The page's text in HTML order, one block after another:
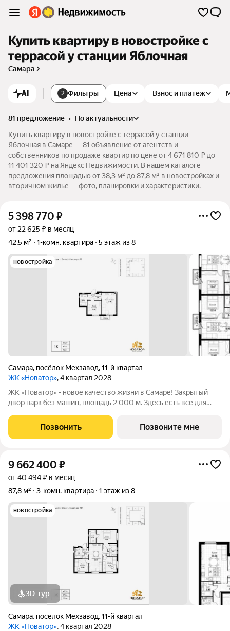
Купить квартиру в новостройке с
террасой у станции Яблочная
Самара
AI 2 Фильтры Цена Взнос и платёж
81 предложение •
по актуальности
Купить квартиру в новостройке с террасой у станции
Яблочная в Самаре — 81 объявление от агентств и
собственников по продаже квартир по цене от 4 671 810 ₽ до
11 401 320 ₽ на Яндекс Недвижимости. В нашем каталоге
предложения площадью от 38,3 м² до 87,8 м² в новостройках и
вторичном жилье — фото, планировки и характеристики.
5 398 770 ₽
от 22 625 ₽ в месяц
42,5 м²
1-комн. квартира 5 этаж из 8
новостройка
Самара, посёлок Мехзавод,11-й квартал
ЖК «Новатор», 4 квартал 2028
ЖК «Новатор» - новое качество жизни в Самаре! Закрытый
двор парк без машин, площадь 2 000 м. Здесь есть всё для
спортивные зоны ландшафтное озеленение Безопасность на
высшем уровне: система
Позвонить Позвоните мне
9 662 400 ₽
от 40 494 ₽ в месяц
87,8 м²
3-комн. квартира 1 этаж из 8
новостройка
3D-тур
Самара, посёлок Мехзавод,11-й квартал
ЖК «Новатор», 4 квартал 2028